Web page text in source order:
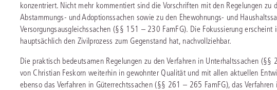
konzentriert. Nicht mehr kommentiert sind die Vorschriften mit den Regelungen zu
Abstammungs- und Adoptionssachen sowie zu den Ehewohnungs- und
Versorgungsausgleichssachen (§§ 151 – 230 FamFG). Die Fokussierung erscheint
hauptsächlich den Zivilprozess zum Gegenstand hat, nachvollziehbar.
Die praktisch bedeutsamen Regelungen zu den Verfahren in Unterhaltssachen
von Christian Feskorn weiterhin in gewohnter Qualität und mit allen aktuellen
ebenso das Verfahren in Güterrechtssachen (§§ 261 – 265 FamFG), das Verfahren